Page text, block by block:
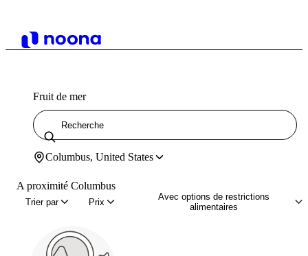
Fruit de mer
Columbus, United States
A proximité Columbus
Trier par Prix
Avec options de restrictions
alimentaires